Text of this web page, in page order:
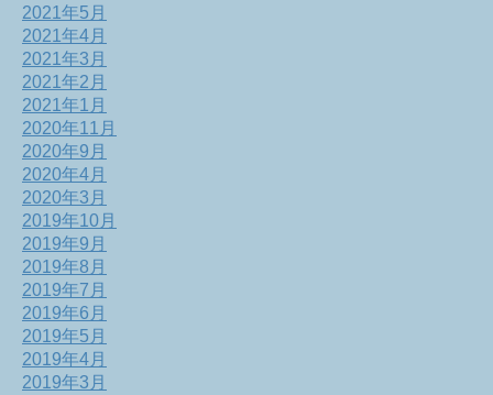
2021年5月
2021年4月
2021年3月
2021年2月
2021年1月
2020年11月
2020年9月
2020年4月
2020年3月
2019年10月
2019年9月
2019年8月
2019年7月
2019年6月
2019年5月
2019年4月
2019年3月